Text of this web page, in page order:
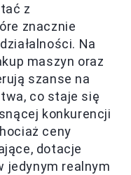
z
znacznie
Na
maszyn oraz
szanse na
co staje się
konkurencji
ceny
dotacje
jedynym realnym